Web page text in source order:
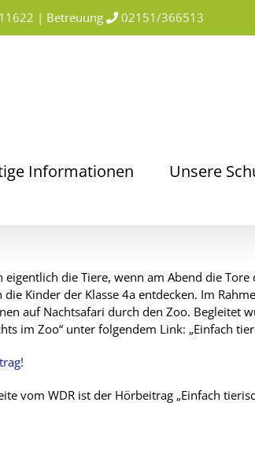
| Betreuung 02151/366513
Informationen Unsere
eigentlich die Tiere, wenn am Abend die
die Kinder der Klasse 4a entdecken. Im
auf Nachtsafari durch den Zoo. Begleitet
im Zoo“ unter folgendem Link: „Einfach
vom WDR ist der Hörbeitrag „Einfach